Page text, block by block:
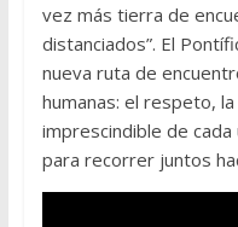
vez más tierra de
distanciados”. El
nueva ruta de
humanas: el respeto,
imprescindible de cada
para recorrer juntos